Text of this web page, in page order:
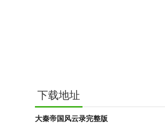
下载地址
大秦帝国风云录完整版